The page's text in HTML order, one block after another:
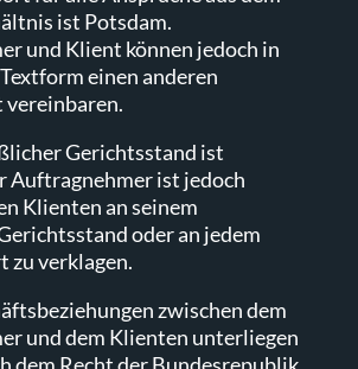
ist Potsdam.
und Klient können jedoch in
einen anderen
Gerichtsstand ist
Auftragnehmer ist jedoch
Klienten an seinem
oder an jedem
zu verklagen.
zwischen dem
und dem Klienten unterliegen
dem Recht der Bundesrepublik